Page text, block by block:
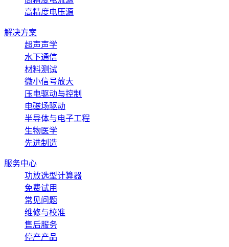
高精度电压源
解决方案
超声声学
水下通信
材料测试
微小信号放大
压电驱动与控制
电磁场驱动
半导体与电子工程
生物医学
先进制造
服务中心
功放选型计算器
免费试用
常见问题
维修与校准
售后服务
停产产品